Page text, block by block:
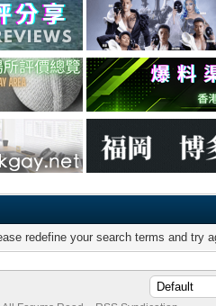
redefine your search terms and try